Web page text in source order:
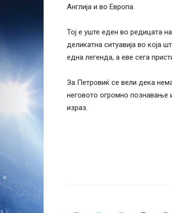
Англија и во Европа.
Тој е уште еден во редицата
деликатна ситуавија во која
една легенда, а еве сега
За Петровиќ се вели дека
неговото огромно познавање
израз.